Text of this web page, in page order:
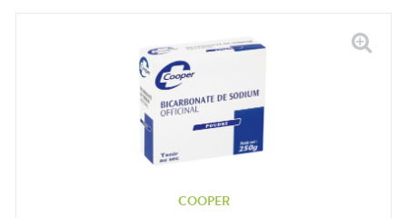
COOPER